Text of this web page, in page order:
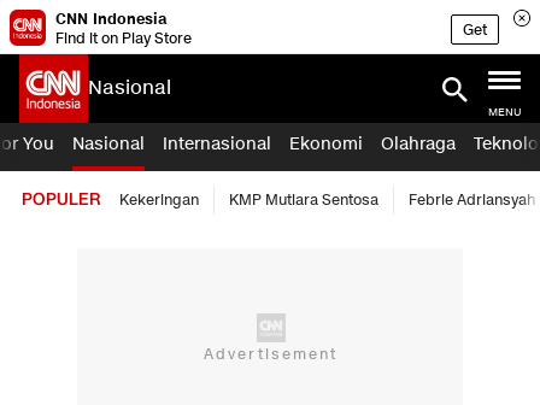
CNN Indonesia
Find it on Play Store
Get
Nasional
MENU
You Nasional Internasional Ekonomi Olahraga
POPULER Kekeringan KMP Mutiara Sentosa Febrie Adriansyah